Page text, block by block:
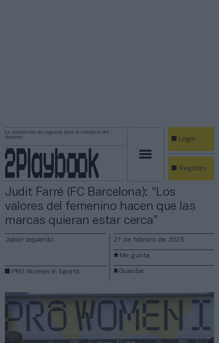
La plataforma de negocios para la industria del
deporte
Login
Registro
Judit Farré (FC Barcelona): “Los
valores del femenino hacen que las
marcas quieran estar cerca”
Jabier Izquierdo
PRO Women in Sports
27 de febrero de 2025
Guardar
Me gusta